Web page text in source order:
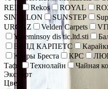
REIS
Rekos ROYAL
SINTELON
SUNSTEP
URGAZ
Velden Carpets
Yaseminsoy dis tic.ltd.sti
ВЕЛД КАРПЕТС
Ковры Бреста
КРС
Тафт
Технолайн Чайная
Экспорт
Цвет